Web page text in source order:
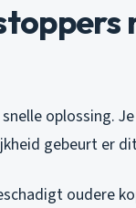
oplossing.
gebeurt er
oudere